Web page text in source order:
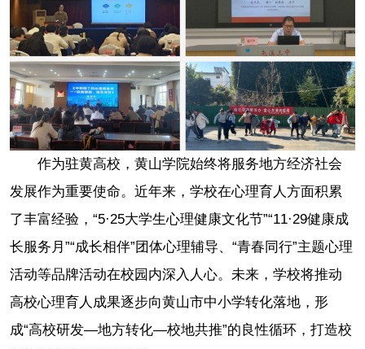
作为驻黄高校，黄山学院始终将服务地方经济社会
发展作为重要使命。近年来，学校在心理育人方面积累
了丰富经验，“5·25大学生心理健康文化节”“11·29健康成
长服务月”“成长相伴”团体心理辅导、“青春同行”主题心理
活动等品牌活动在校园内深入人心。未来，学校将推动
高校心理育人成果逐步向黄山市中小学转化落地，形
成“高校研发—地方转化—校地共推”的良性循环，打造校